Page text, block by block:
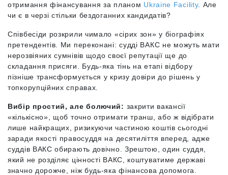
отримання фінансування за планом Ukraine Facility. Але
чи є в черзі стільки бездоганних кандидатів?
Співбесіди розкрили чимало «сірих зон» у біографіях
претендентів. Ми переконані: судді ВАКС не можуть мати
нерозвіяних сумнівів щодо своєї репутації ще до
складання присяги. Будь-яка тінь на етапі відбору
пізніше трансформується у кризу довіри до рішень у
топкорупційних справах.
Вибір простий, але болючий: закрити вакансії
«кількісно», щоб точно отримати транш, або ж відібрати
лише найкращих, ризикуючи частиною коштів сьогодні
заради якості правосуддя на десятиліття вперед, адже
суддів ВАКС обирають довічно. Зрештою, один суддя,
який не розділяє цінності ВАКС, коштуватиме державі
значно дорожче, ніж будь-яка фінансова допомога.